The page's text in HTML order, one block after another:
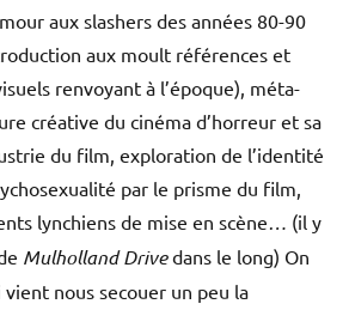
aux slashers des années 80-90
aux moult références et
renvoyant à l’époque), méta-
créative du cinéma d’horreur et sa
du film, exploration de l’identité
par le prisme du film,
lynchiens de mise en scène… (il y
Mulholland Drivedans le long) On
nous secouer un peu la